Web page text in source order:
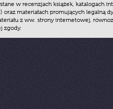
w recenzjach książek, katalogach
oraz materiałach promujących legalną
z ww. strony internetowej,
zgody.